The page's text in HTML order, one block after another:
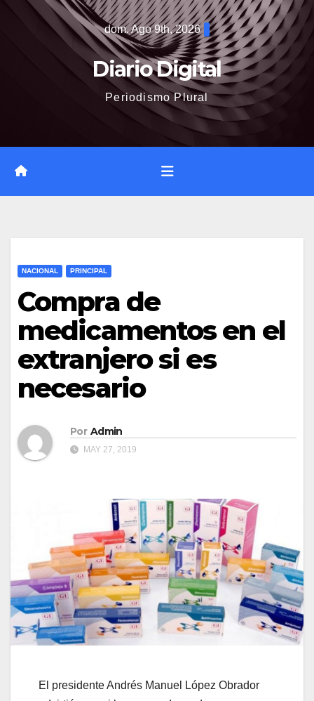
dom. Ago 9th, 2026
Diario Digital
Periodismo Plural
NACIONAL PRINCIPAL
Compra de
medicamentos en el
extranjero si es
necesario
Por Admin
MAY 27, 2019
El presidente Andrés Manuel López Obrador